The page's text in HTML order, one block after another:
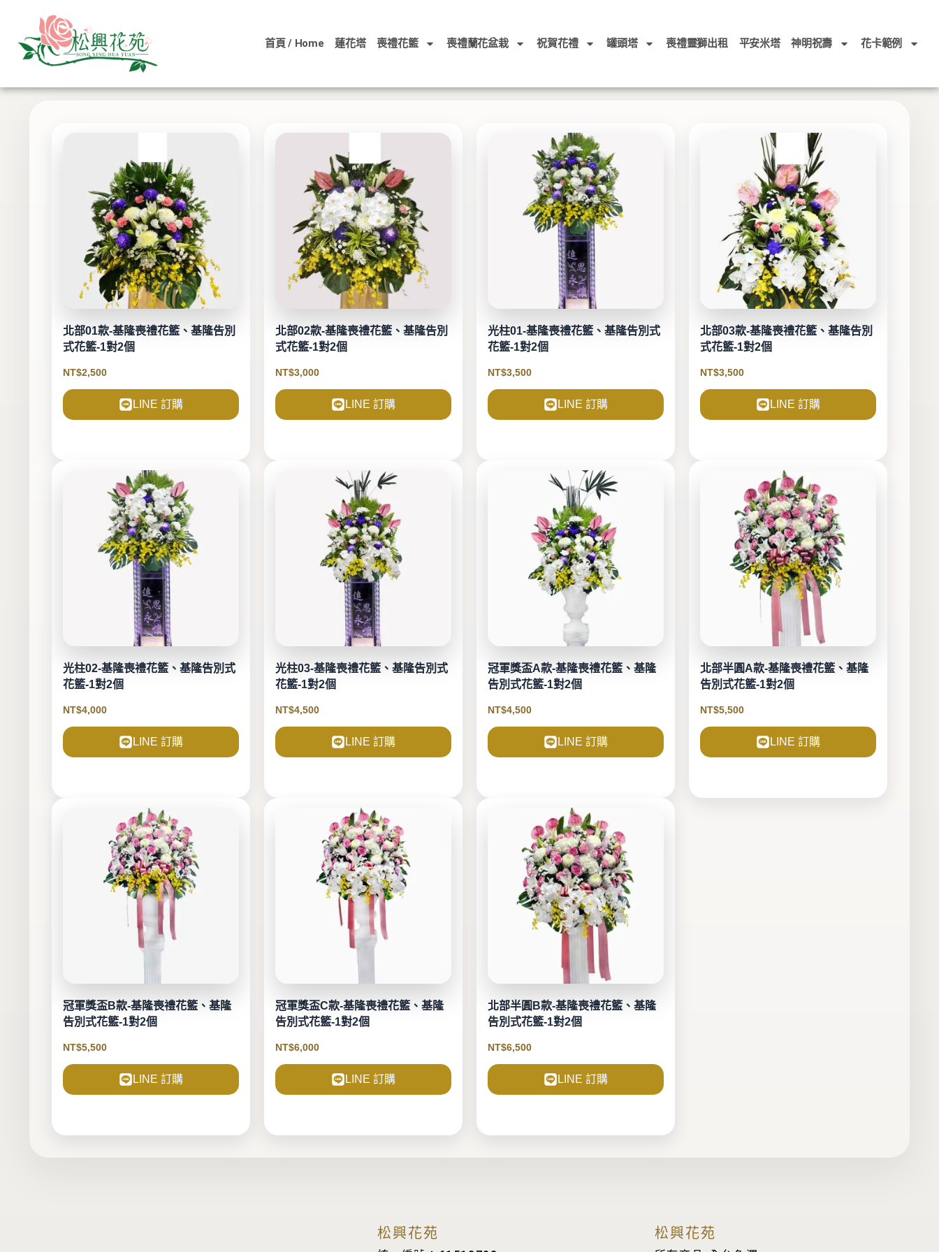
首頁 / Home 蓮花塔 喪禮花籃 喪禮蘭花盆栽 祝賀花禮 罐頭塔 喪禮靈獅出租 平安米塔 神明祝壽 花卡範例
顯示所有 11 筆結果
排
序：
低
至
北部01款-基隆喪禮花籃、基隆告別
式花籃-1對2個
NT$2,500
LINE 訂購
北部02款-基隆喪禮花籃、基隆告別
式花籃-1對2個
NT$3,000
LINE 訂購
光柱01-基隆喪禮花籃、基隆告別式
花籃-1對2個
NT$3,500
LINE 訂購
北部03款-基隆喪禮花籃、基隆告別
式花籃-1對2個
NT$3,500
LINE 訂購
光柱02-基隆喪禮花籃、基隆告別式
花籃-1對2個
NT$4,000
LINE 訂購
光柱03-基隆喪禮花籃、基隆告別式
花籃-1對2個
NT$4,500
LINE 訂購
冠軍獎盃A款-基隆喪禮花籃、基隆
告別式花籃-1對2個
NT$4,500
LINE 訂購
北部半圓A款-基隆喪禮花籃、基隆
告別式花籃-1對2個
NT$5,500
LINE 訂購
冠軍獎盃B款-基隆喪禮花籃、基隆
告別式花籃-1對2個
NT$5,500
LINE 訂購
冠軍獎盃C款-基隆喪禮花籃、基隆
告別式花籃-1對2個
NT$6,000
LINE 訂購
北部半圓B款-基隆喪禮花籃、基隆
告別式花籃-1對2個
NT$6,500
LINE 訂購
松興花苑 松興花苑